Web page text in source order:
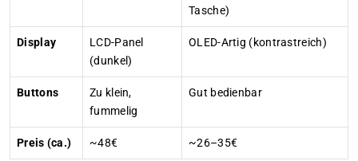
Tasche)
Display
LCD-Panel
(dunkel)
OLED-Artig (kontrastreich)
Buttons
Zu klein,
fummelig
Gut bedienbar
Preis (ca.) ~48€ ~26–35€